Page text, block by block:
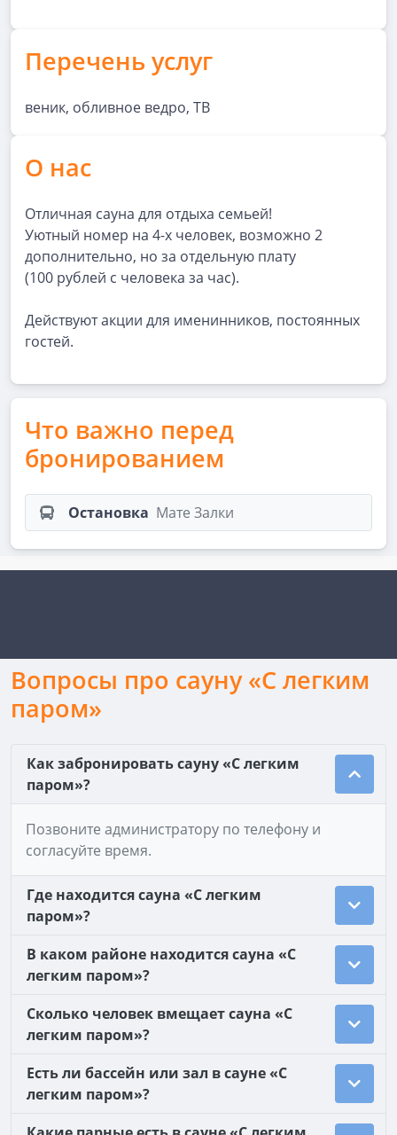
Перечень услуг
веник, обливное ведро, ТВ
О нас
Отличная сауна для отдыха семьей!
Уютный номер на 4-х человек, возможно 2
дополнительно, но за отдельную плату
(100 рублей с человека за час).
Действуют акции для именинников, постоянных
гостей.
Что важно перед
бронированием
Остановка Мате Залки
Вопросы про сауну «С легким
паром»
Как забронировать сауну «С легким
паром»?
Позвоните администратору по телефону и
согласуйте время.
Где находится сауна «С легким
паром»?
В каком районе находится сауна «С
легким паром»?
Сколько человек вмещает сауна «С
легким паром»?
Есть ли бассейн или зал в сауне «С
легким паром»?